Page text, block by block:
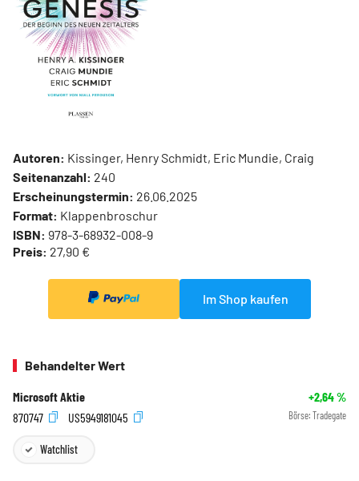
Autoren: Kissinger, Henry Schmidt, Eric Mundie, Craig
Seitenanzahl: 240
Erscheinungstermin: 26.06.2025
Format: Klappenbroschur
ISBN: 978-3-68932-008-9
Preis: 27,90 €
Im Shop kaufen
Behandelter Wert
Microsoft Aktie +2,64%
870747
US5949181045 Börse: Tradegate
Watchlist